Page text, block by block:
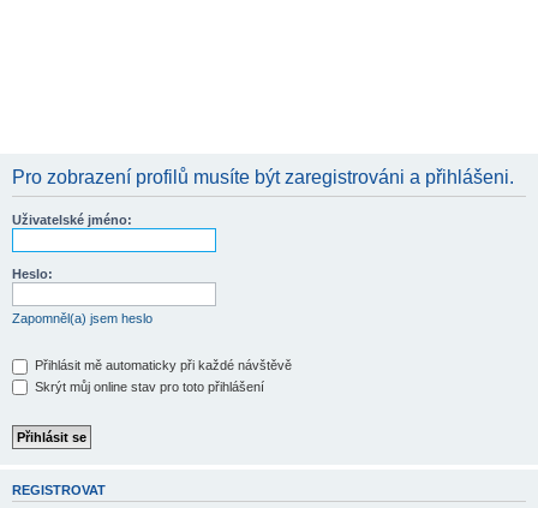
Pro zobrazení profilů musíte být zaregistrováni a přihlášeni.
Uživatelské jméno:
Heslo:
Zapomněl(a) jsem heslo
Přihlásit mě automaticky při každé návštěvě
Skrýt můj online stav pro toto přihlášení
REGISTROVAT